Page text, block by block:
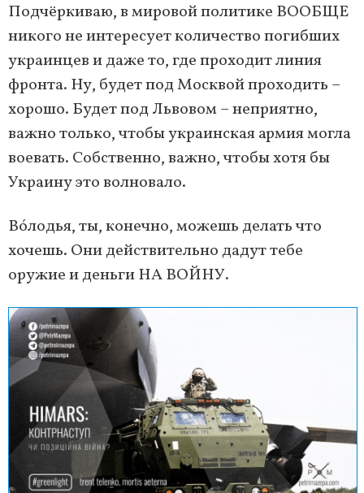
Подчёркиваю, в мировой политике ВООБЩЕ
никого не интересует количество погибших
украинцев и даже то, где проходит линия
фронта. Ну, будет под Москвой проходить –
хорошо. Будет под Львовом – неприятно,
важно только, чтобы украинская армия могла
воевать. Собственно, важно, чтобы хотя бы
Украину это волновало.
Вóлодья, ты, конечно, можешь делать что
хочешь. Они действительно дадут тебе
оружие и деньги НА ВОЙНУ.